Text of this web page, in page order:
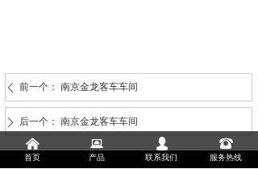
ꄴ 前一个： 南京金龙客车车间
ꄲ 后一个： 南京金龙客车车间
낀
首页
뀵
产品
넙
联系我们
뀰
服务热线